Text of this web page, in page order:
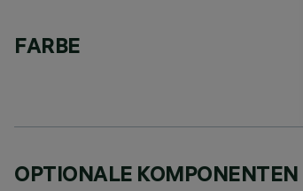
FARBE
OPTIONALE KOMPONENTEN